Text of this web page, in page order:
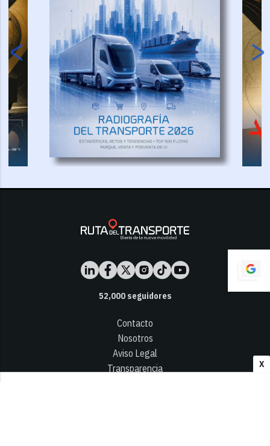
X
52,000seguidores
Contacto
Nosotros
Aviso Legal
Transparencia